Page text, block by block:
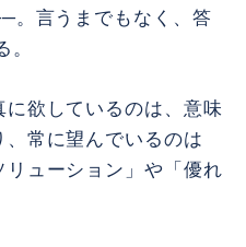
。言うまでもなく、答
に欲しているのは、意味
常に望んでいるのは
リューション」や「優れ